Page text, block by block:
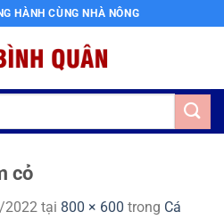
HÀNH CÙNG NHÀ NÔNG
cỏ
2022 tại 800 × 600 trong Cá